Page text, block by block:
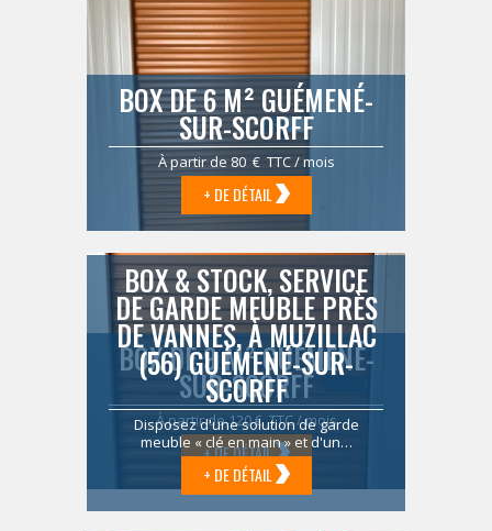
BOX DE 6 M² GUÉMENÉ-
SUR-SCORFF
À partir de 80 € TTC / mois
+ DE DÉTAIL
BOX DE 9 M² GUÉMENÉ-
SUR-SCORFF
À partir de 120 € TTC / mois
+ DE DÉTAIL
BOX & STOCK, SERVICE
DE GARDE MEUBLE PRÈS
DE VANNES, À MUZILLAC
(56) GUÉMENÉ-SUR-
SCORFF
Disposez d'une solution de garde
meuble « clé en main » et d'un…
+ DE DÉTAIL